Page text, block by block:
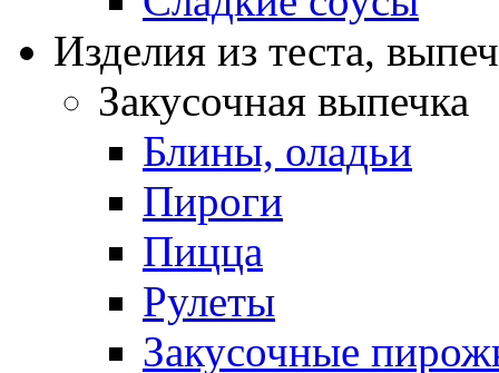
Изделия из теста,
Закусочная выпечка
Блины, оладьи
Пироги
Пицца
Рулеты
Закусочные